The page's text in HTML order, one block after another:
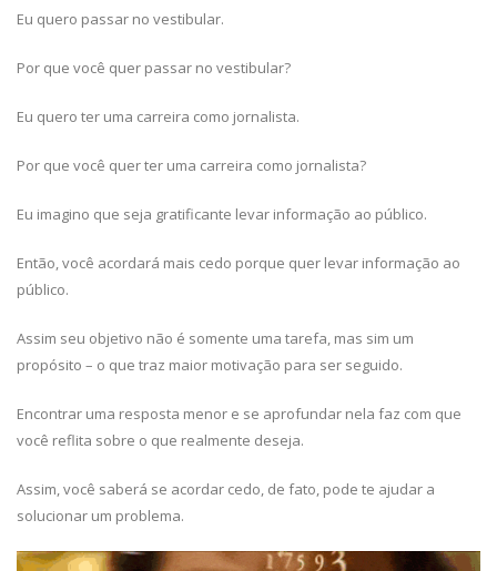
Eu quero passar no vestibular.
Por que você quer passar no vestibular?
Eu quero ter uma carreira como jornalista.
Por que você quer ter uma carreira como jornalista?
Eu imagino que seja gratificante levar informação ao público.
Então, você acordará mais cedo porque quer levar informação ao
público.
Assim seu objetivo não é somente uma tarefa, mas sim um
propósito – o que traz maior motivação para ser seguido.
Encontrar uma resposta menor e se aprofundar nela faz com que
você reflita sobre o que realmente deseja.
Assim, você saberá se acordar cedo, de fato, pode te ajudar a
solucionar um problema.